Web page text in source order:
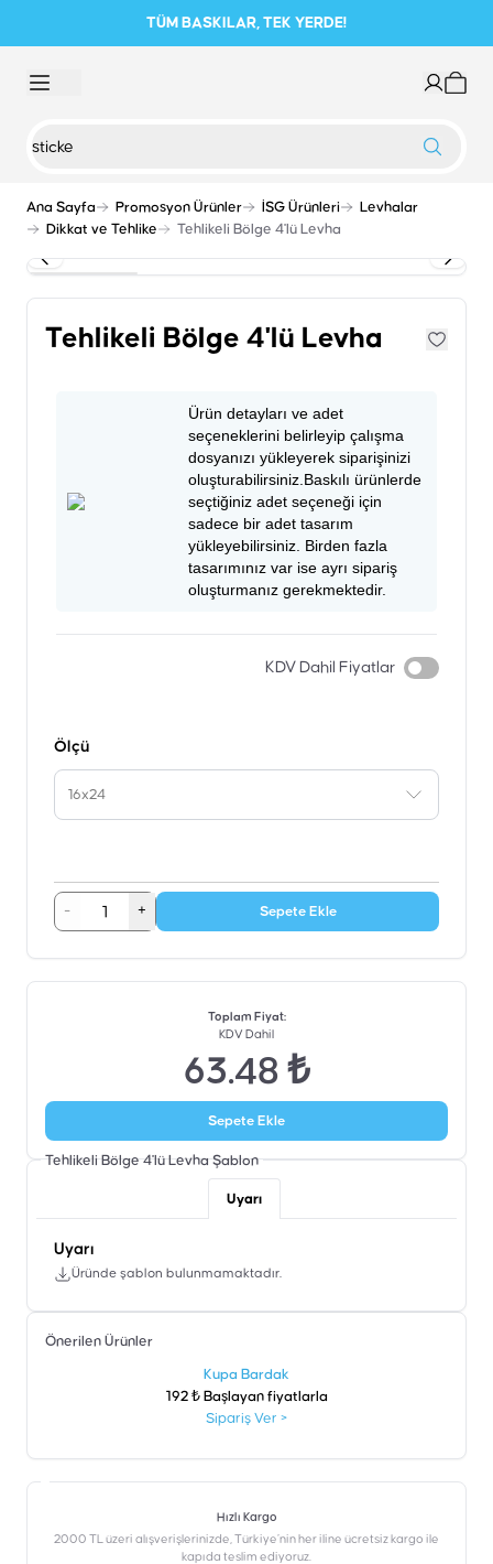
TÜM BASKILAR, TEK YERDE!
Ana Sayfa Promosyon Ürünler İSG Ürünleri
Levhalar
Dikkat ve Tehlike
Tehlikeli Bölge 4'lü Levha
Tehlikeli Bölge 4'lü Levha
Ürün detayları ve adet
seçeneklerini belirleyip çalışma
dosyanızı yükleyerek siparişinizi
oluşturabilirsiniz.Baskılı ürünlerde
seçtiğiniz adet seçeneği için
sadece bir adet tasarım
yükleyebilirsiniz. Birden fazla
tasarımınız var ise ayrı sipariş
oluşturmanız gerekmektedir.
KDV Dahil Fiyatlar
Ölçü
16x24
- + Sepete Ekle
Toplam Fiyat:
KDV Dahil
63.48 ₺
Sepete Ekle
Tehlikeli Bölge 4'lü Levha Şablon
Uyarı
Uyarı
Üründe şablon bulunmamaktadır.
Önerilen Ürünler
Kupa Bardak
192 ₺ Başlayan fiyatlarla
Sipariş Ver >
Hızlı Kargo
2000 TL üzeri alışverişlerinizde, Türkiye’nin her iline ücretsiz kargo ile
kapıda teslim ediyoruz.